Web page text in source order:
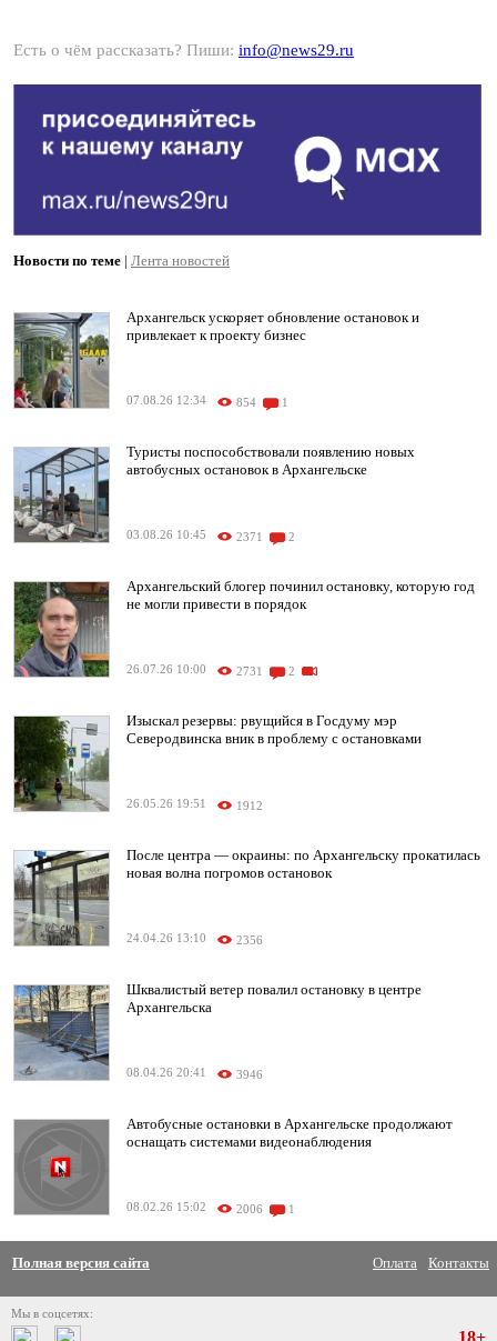
Есть о чём рассказать? Пиши: info@news29.ru
Новости по теме | Лента новостей
Архангельск ускоряет обновление остановок и
привлекает к проекту бизнес
07.08.26 12:34 854 1
Туристы поспособствовали появлению новых
автобусных остановок в Архангельске
03.08.26 10:45 2371 2
Архангельский блогер починил остановку, которую год
не могли привести в порядок
26.07.26 10:00 2731 2
Изыскал резервы: рвущийся в Госдуму мэр
Северодвинска вник в проблему с остановками
26.05.26 19:51 1912
После центра — окраины: по Архангельску прокатилась
новая волна погромов остановок
24.04.26 13:10 2356
Шквалистый ветер повалил остановку в центре
Архангельска
08.04.26 20:41 3946
Автобусные остановки в Архангельске продолжают
оснащать системами видеонаблюдения
08.02.26 15:02 2006 1
Полная версия сайта Оплата Контакты
Мы в соцсетях:
18+